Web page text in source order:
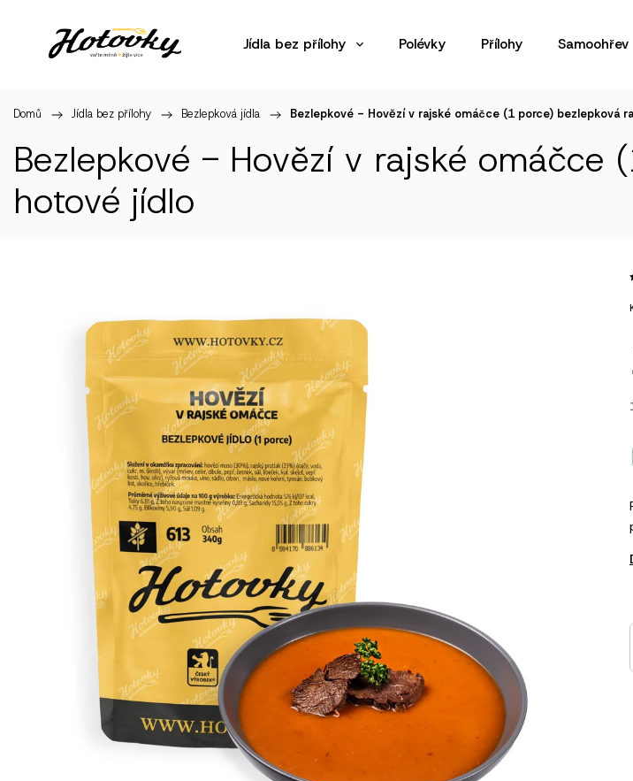
Jídla bez přílohy Polévky Přílohy Samoohřev
Domů / Jídla bez přílohy / Bezlepková jídla / Bezlepkové - Hovězí v rajské omáčce (1 porce) bezlepková
Bezlepkové - Hovězí v rajské omáčce
hotové jídlo